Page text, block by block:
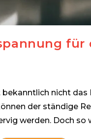
für
nicht das
der ständige
werden. Doch so